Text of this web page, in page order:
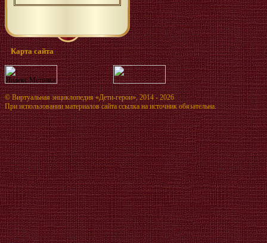
Карта сайта
©Виртуальная энциклопедия «Дети-герои», 2014 - 2026
При использовании материалов сайта ссылка на источник обязательна.